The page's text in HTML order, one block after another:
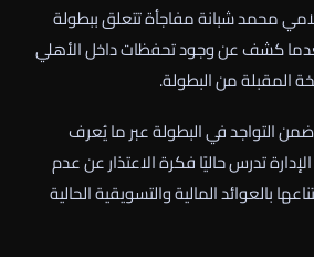
محمد شبانة مفاجأة تتعلق ببطولة
كشف عن وجود تحفظات داخل الأهلي
المقبلة من البطولة.
التواجد في البطولة عبر ما يُعرف
الإدارة تدرس حاليًا فكرة الاعتذار عن عدم
بالعوائد المالية والتسويقية الحالية